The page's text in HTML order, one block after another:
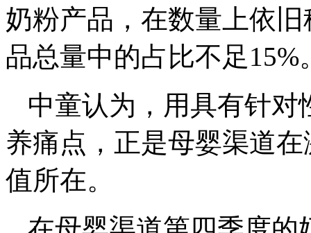
奶粉产品，在数量上依
品总量中的占比不足15%
中童认为，用具有针
养痛点，正是母婴渠道
值所在。